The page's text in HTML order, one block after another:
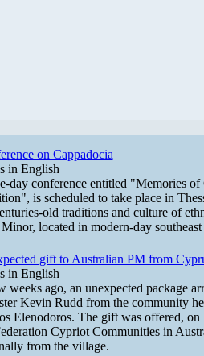
on Cappadocia
in English
day conference entitled "Memories
is scheduled to take place in
old traditions and culture of
located in modern-day
gift to Australian PM from
in English
weeks ago, an unexpected package
Kevin Rudd from the community
Elenodoros. The gift was offered,
Cypriot Communities in
from the village.